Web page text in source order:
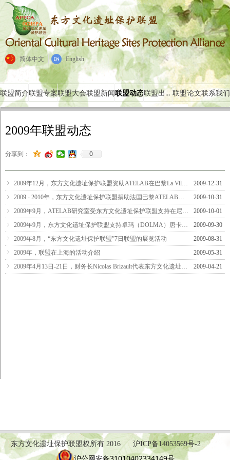
简体中文 English
联盟简介联盟专案联盟大会联盟新闻联盟动态 联盟出版物 联盟论文联系我们
2009年联盟动态
分享到： 0
2009-12-31
ꁇ
2009年12月，东方文化遗址保护联盟资助ATELAB在巴黎La Villette建筑学校展览－尼泊尔调查成果展
2009-10-31
ꁇ
2009 - 2010年，东方文化遗址保护联盟捐助法国巴黎ATELAB研究室“蓝毗尼地区佛教遗址研究项目”20,000欧元
2009-10-01
ꁇ
2009年9月，ATELAB研究室受东方文化遗址保护联盟支持在尼泊尔蓝毗尼佛教地区进行调查
2009-09-30
ꁇ
2009年9月，东方文化遗址保护联盟支持卓玛（DOLMA）唐卡艺术中心
2009-08-31
ꁇ
2009年8月，“东方文化遗址保护联盟”7日联盟的展览活动
2009-05-31
ꁇ
2009年，联盟在上海的活动介绍
2009-04-21
ꁇ 2009年4月13日-21日，财务长Nicolas Brizault代表东方文化遗址保护联盟前往尼泊尔进行考察工作
东方文化遗址保护联盟权所有 2016 沪ICP备14053569号-2